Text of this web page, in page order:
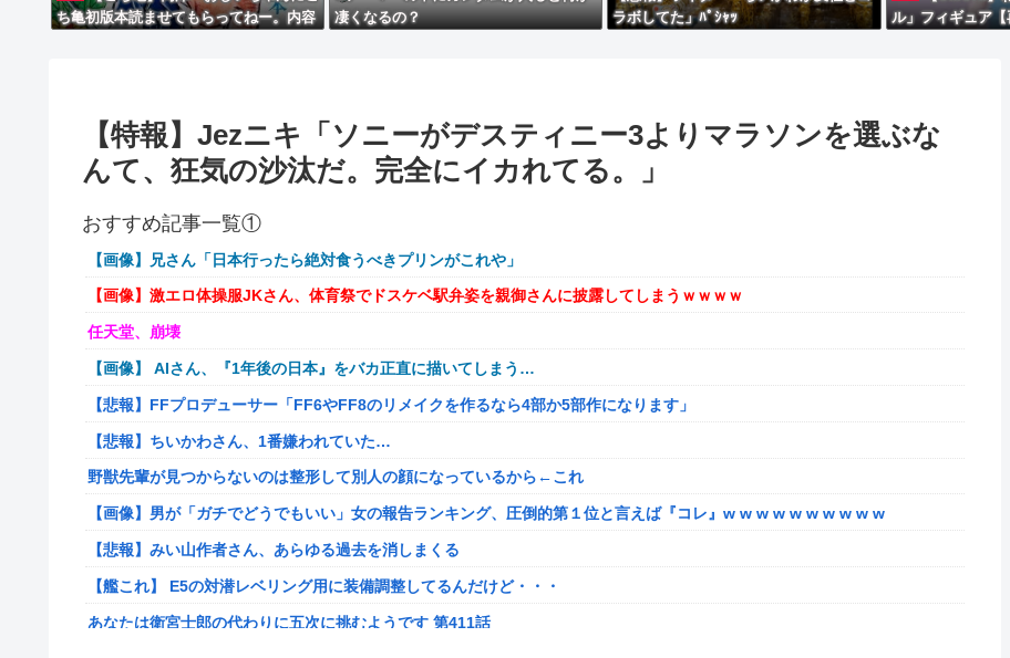
ち亀初版本読ませてもらってねー。内容
凄くなるの？
ラボしてた」ﾊﾟｼｬｯ
ル」フィギュア
【特報】Jezニキ「ソニーがデスティニー3よりマラソンを選ぶな
んて、狂気の沙汰だ。完全にイカれてる。」
おすすめ記事一覧①
【画像】兄さん「日本行ったら絶対食うべきプリンがこれや」
【画像】激エロ体操服JKさん、体育祭でドスケベ駅弁姿を親御さんに披露してしまうｗｗｗｗ
任天堂、崩壊
【画像】 AIさん、『1年後の日本』をバカ正直に描いてしまう…
【悲報】FFプロデューサー「FF6やFF8のリメイクを作るなら4部か5部作になります」
【悲報】ちいかわさん、1番嫌われていた…
野獣先輩が見つからないのは整形して別人の顔になっているから←これ
【画像】男が「ガチでどうでもいい」女の報告ランキング、圧倒的第１位と言えば『コレ』w w w w w w w w w w
【悲報】みい山作者さん、あらゆる過去を消しまくる
【艦これ】 E5の対潜レベリング用に装備調整してるんだけど・・・
あなたは衛宮士郎の代わりに五次に挑むようです 第411話